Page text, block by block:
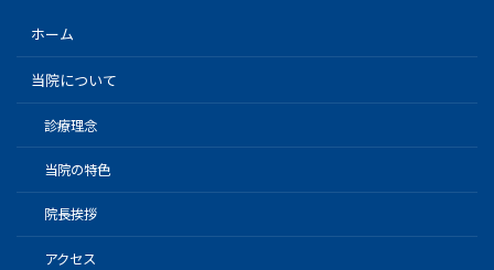
ホーム
当院について
診療理念
当院の特色
院長挨拶
アクセス